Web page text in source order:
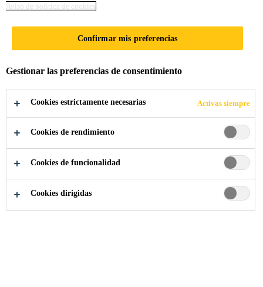
Visit Sika @ salon nautico
Sika Ecuador
Quiénes Somos
Historia
Misión y Visión
Valores y principios
Trabaja con nosotros
Aviso de politica de cookies
Confirmar mis preferencias
Gestionar las preferencias de consentimiento
Cookies estrictamente necesarias Activas siempre
Cookies de rendimiento
Cookies de funcionalidad
Cookies dirigidas